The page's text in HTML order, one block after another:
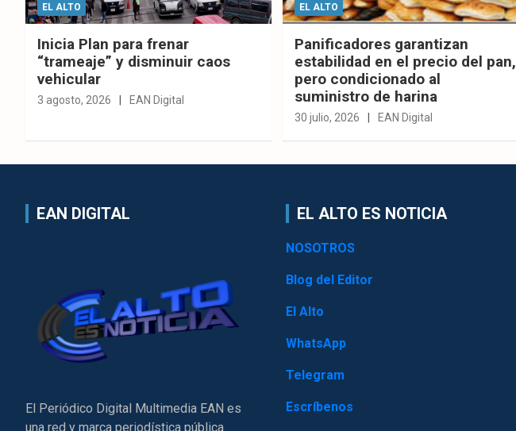
EL ALTO
Inicia Plan para frenar
“trameaje” y disminuir caos
vehicular
3 agosto, 2026 EAN Digital
EL ALTO
Panificadores garantizan
estabilidad en el precio del pan,
pero condicionado al
suministro de harina
30 julio, 2026 EAN Digital
EAN DIGITAL
El Periódico Digital Multimedia EAN es
una red y marca periodística pública
EL ALTO ES NOTICIA
NOSOTROS
Blog del Editor
El Alto
WhatsApp
Telegram
Escríbenos